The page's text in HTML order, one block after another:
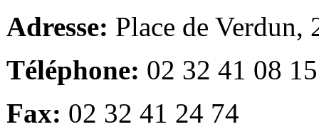
Adresse: Place de Verdun,
Téléphone: 02 32 41 08 15
Fax: 02 32 41 24 74